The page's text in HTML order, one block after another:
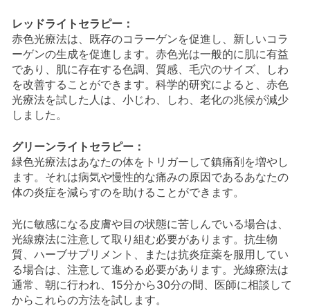
レッドライトセラピー：
赤色光療法は、既存のコラーゲンを促進し、新しいコラ
ーゲンの生成を促進します。赤色光は一般的に肌に有益
であり、肌に存在する色調、質感、毛穴のサイズ、しわ
を改善することができます。科学的研究によると、赤色
光療法を試した人は、小じわ、しわ、老化の兆候が減少
しました。
グリーンライトセラピー：
緑色光療法はあなたの体をトリガーして鎮痛剤を増やし
ます。それは病気や慢性的な痛みの原因であるあなたの
体の炎症を減らすのを助けることができます。
光に敏感になる皮膚や目の状態に苦しんでいる場合は、
光線療法に注意して取り組む必要があります。抗生物
質、ハーブサプリメント、または抗炎症薬を服用してい
る場合は、注意して進める必要があります。光線療法は
通常、朝に行われ、15分から30分の間、医師に相談して
からこれらの方法を試します。